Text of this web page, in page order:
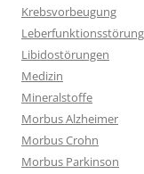
Krebsvorbeugung
Libidostörungen
Medizin
Mineralstoffe
Morbus Alzheimer
Morbus Crohn
Morbus Parkinson